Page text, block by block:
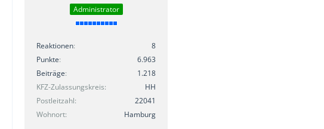
Administrator
Reaktionen
8
Punkte
6.963
Beiträge
1.218
KFZ-Zulassungskreis
HH
Postleitzahl
22041
Wohnort
Hamburg